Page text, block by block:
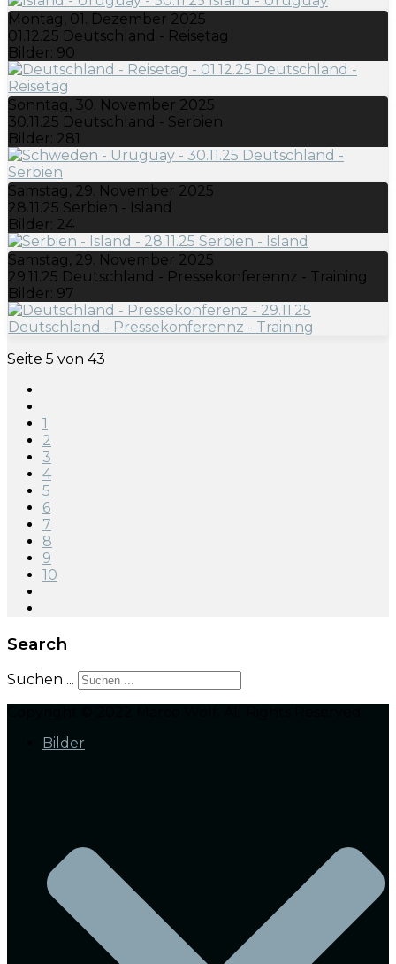
Montag, 01. Dezember 2025
01.12.25 Deutschland - Reisetag
Bilder: 90
Sonntag, 30. November 2025
30.11.25 Deutschland - Serbien
Bilder: 281
Samstag, 29. November 2025
28.11.25 Serbien - Island
Bilder: 24
Samstag, 29. November 2025
29.11.25 Deutschland - Pressekonferennz - Training
Bilder: 97
Seite 5 von 43
1
2
3
4
5
6
7
8
9
10
Search
Suchen ...
Bilder